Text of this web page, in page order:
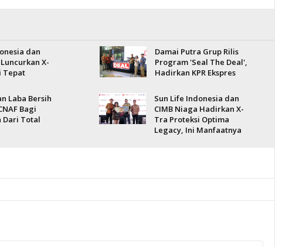
dan
X-
Tepat
Damai Putra Grup Rilis
Program 'Seal The Deal',
Hadirkan KPR Ekspres
Laba Bersih
Bagi
Dari Total
Sun Life Indonesia dan
CIMB Niaga Hadirkan X-
Tra Proteksi Optima
Legacy, Ini Manfaatnya